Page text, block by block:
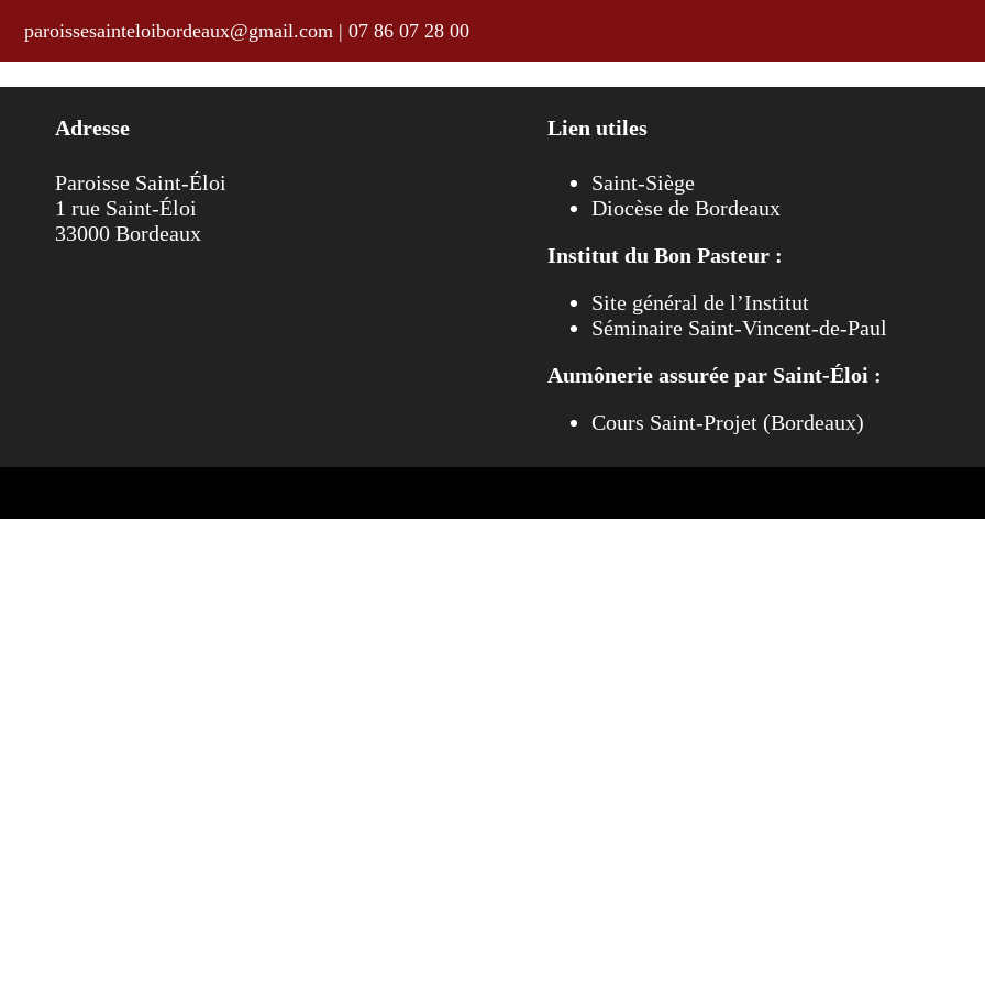
paroissesainteloibordeaux@gmail.com| 07 86 07 28 00
du 18 au 25 août 2024
Adresse
Paroisse Saint-Éloi
1 rue Saint-Éloi
33000 Bordeaux
Lien utiles
Saint-Siège
Diocèse de Bordeaux
Institut du Bon Pasteur :
Site général de l’Institut
Séminaire Saint-Vincent-de-Paul
Aumônerie assurée par Saint-Éloi :
Cours Saint-Projet (Bordeaux)